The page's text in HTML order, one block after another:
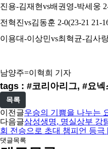
진용-김재현vs배권영-박세웅
전혁진vs김동훈 2-0(23-21 21-
이용대-이상민vs최혁균-김사
남양주=이혁희 기자
tags : #코리아리그, #요넥
목록
이전글우승의 기쁨을 나누는
다음글삼성생명, 명실상부 강
회 전승으로 초대 챔피언 등극
댓글목록